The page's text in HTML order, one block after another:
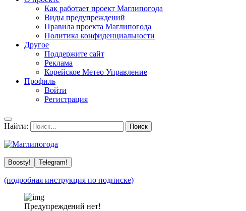
Как работает проект Маглипогода
Виды предупреждений
Правила проекта Маглипогода
Политика конфиденциальности
Другое
Поддержите сайт
Реклама
Корейское Метео Управление
Профиль
Войти
Регистрация
Найти:
Boosty! Telegram!
(подробная инструкция по подписке)
Предупреждений нет!